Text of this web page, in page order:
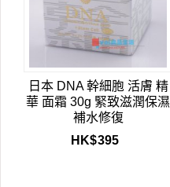
日本 DNA 幹細胞 活膚 精
華 面霜 30g 緊致滋潤保濕
補水修復
HK$395